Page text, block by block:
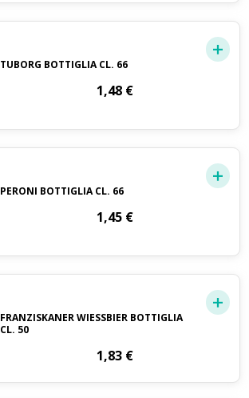
TUBORG BOTTIGLIA CL. 66
1,48 €
PERONI BOTTIGLIA CL. 66
1,45 €
FRANZISKANER WIESSBIER BOTTIGLIA
CL. 50
1,83 €